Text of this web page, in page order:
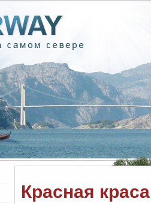
Красная